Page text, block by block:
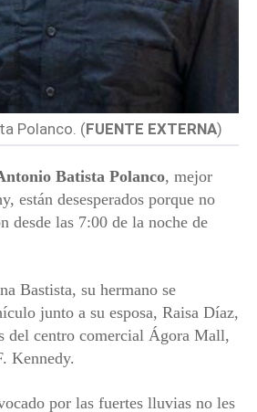
Polanco. (FUENTE EXTERNA)
Batista Polanco, mejor
están desesperados porque no
desde las 7:00 de la noche de
Bastista, su hermano se
junto a su esposa, Raisa Díaz,
del centro comercial Ágora Mall,
Kennedy.
por las fuertes lluvias no les